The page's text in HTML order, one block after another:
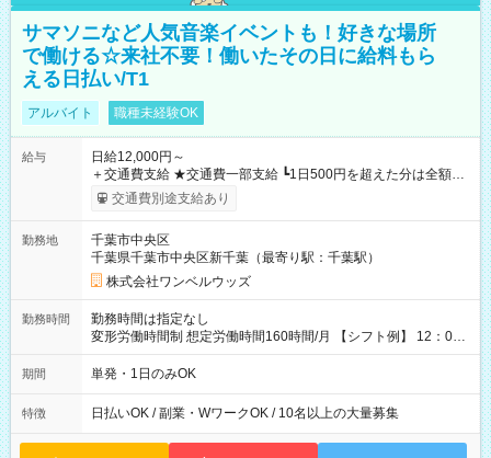
サマソニなど人気音楽イベントも！好きな場所
で働ける☆来社不要！働いたその日に給料もら
える日払い/T1
アルバイト 職種未経験OK
給与
日給12,000円～
＋交通費支給 ★交通費一部支給 ┗1日500円を超えた分は全額支
給！ ※往復500円以内の方は自己負担となります ★日払いOK！
（規定あり） ┗働いたその日に現金GET♪ お仕事後はコンビニ
なし
交通費別途支給あり
勤務地
千葉市中央区
千葉県千葉市中央区新千葉（最寄り駅：千葉駅）
株式会社ワンベルウッズ
勤務時間
勤務時間は指定なし
変形労働時間制 想定労働時間160時間/月 【シフト例】 12：00
～22：00
期間 単発・1日のみOK
特徴 日払いOK / 副業・WワークOK / 10名以上の大量募集